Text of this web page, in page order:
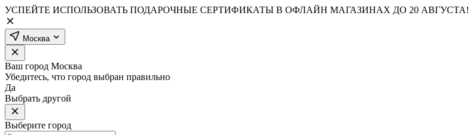
УСПЕЙТЕ ИСПОЛЬЗОВАТЬ ПОДАРОЧНЫЕ СЕРТИФИКАТЫ В ОФЛАЙН МАГАЗИНАХ ДО 20 АВГУСТА!
Москва
Ваш город Москва
Убедитесь, что город выбран правильно
Да
Выбрать другой
Выберите город